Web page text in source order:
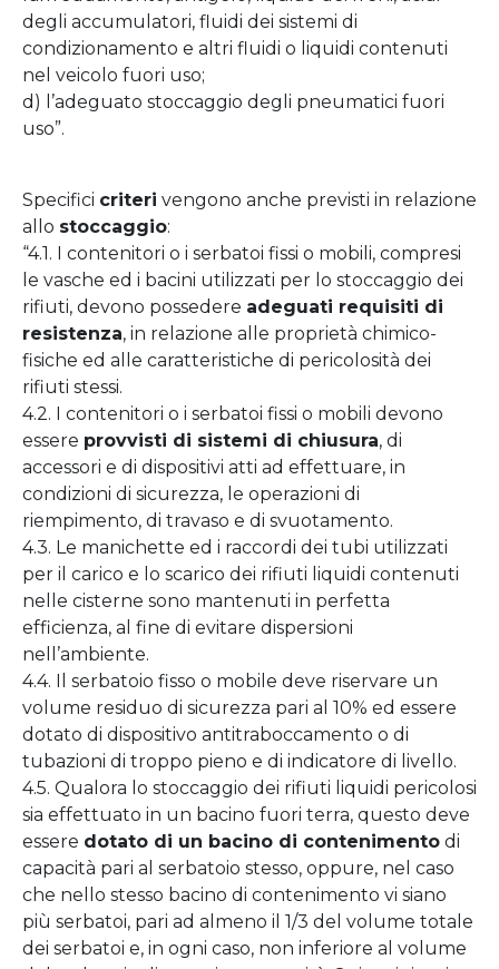
degli accumulatori, fluidi dei sistemi di
condizionamento e altri fluidi o liquidi contenuti
nel veicolo fuori uso;
d) l’adeguato stoccaggio degli pneumatici fuori
uso”.
Specifici criteri vengono anche previsti in relazione
allo stoccaggio:
“4.1. I contenitori o i serbatoi fissi o mobili, compresi
le vasche ed i bacini utilizzati per lo stoccaggio dei
rifiuti, devono possedere adeguati requisiti di
resistenza, in relazione alle proprietà chimico-
fisiche ed alle caratteristiche di pericolosità dei
rifiuti stessi.
4.2. I contenitori o i serbatoi fissi o mobili devono
essere provvisti di sistemi di chiusura, di
accessori e di dispositivi atti ad effettuare, in
condizioni di sicurezza, le operazioni di
riempimento, di travaso e di svuotamento.
4.3. Le manichette ed i raccordi dei tubi utilizzati
per il carico e lo scarico dei rifiuti liquidi contenuti
nelle cisterne sono mantenuti in perfetta
efficienza, al fine di evitare dispersioni
nell’ambiente.
4.4. Il serbatoio fisso o mobile deve riservare un
volume residuo di sicurezza pari al 10% ed essere
dotato di dispositivo antitraboccamento o di
tubazioni di troppo pieno e di indicatore di livello.
4.5. Qualora lo stoccaggio dei rifiuti liquidi pericolosi
sia effettuato in un bacino fuori terra, questo deve
essere dotato di un bacino di contenimento di
capacità pari al serbatoio stesso, oppure, nel caso
che nello stesso bacino di contenimento vi siano
più serbatoi, pari ad almeno il 1/3 del volume totale
dei serbatoi e, in ogni caso, non inferiore al volume